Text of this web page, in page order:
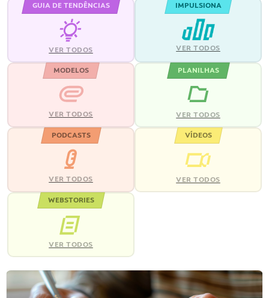
GUIA DE TENDÊNCIAS
VER TODOS
IMPULSIONA
VER TODOS
MODELOS
VER TODOS
PLANILHAS
VER TODOS
PODCASTS
VER TODOS
VÍDEOS
VER TODOS
WEBSTORIES
VER TODOS